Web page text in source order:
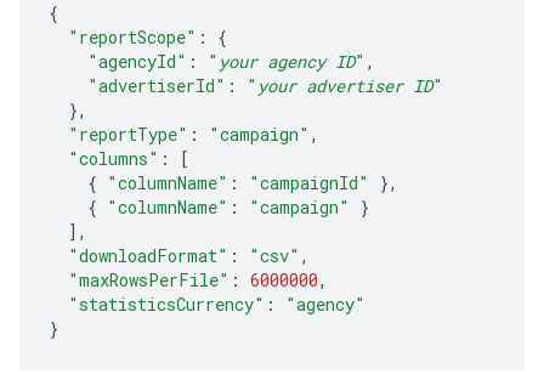
{
"reportScope" :
{
"agencyId" : " your agency ID" ,
"advertiserId" : " your advertiser ID"
},
"reportType" : "campaign" ,
"columns" :
[
{ "columnName" : "campaignId"
},
{ "columnName" : "campaign"
}
],
"downloadFormat" : "csv" ,
"maxRowsPerFile" : 6000000,
"statisticsCurrency" :
"agency"
}